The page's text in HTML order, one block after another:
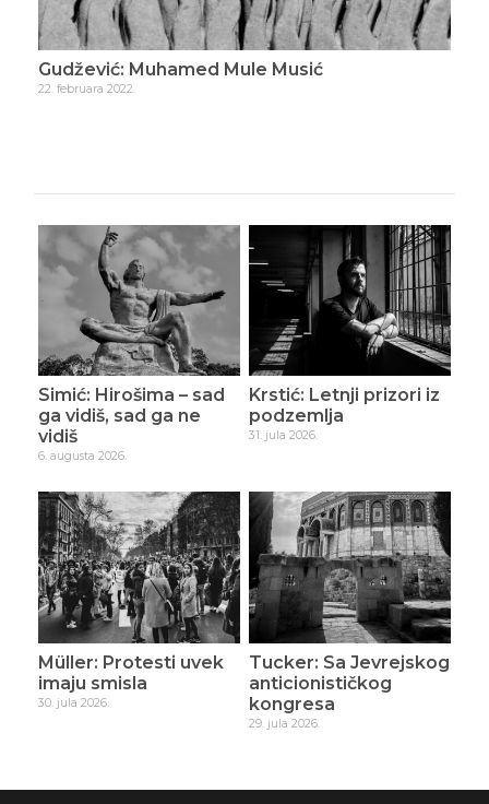
Gudžević: Muhamed Mule Musić
22. februara 2022.
Simić: Hirošima – sad
ga vidiš, sad ga ne
vidiš
6. augusta 2026.
Krstić: Letnji prizori iz
podzemlja
31. jula 2026.
Müller: Protesti uvek
imaju smisla
30. jula 2026.
Tucker: Sa Jevrejskog
anticionističkog
kongresa
29. jula 2026.